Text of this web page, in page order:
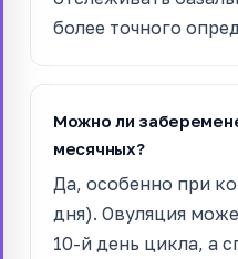
более точного
Можно ли
месячных?
Да, особенно при
дня). Овуляция
10-й день цикла, а